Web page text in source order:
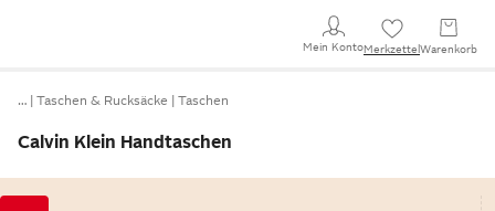
Mein KontoMerkzettel Warenkorb
… Taschen & Rucksäcke Taschen
Calvin Klein Handtaschen